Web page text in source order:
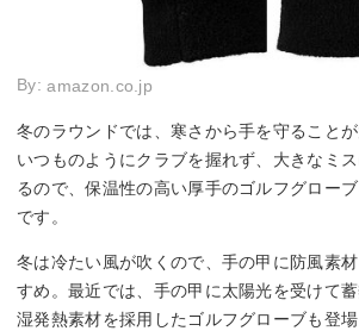
By:amazon.co.jp
冬のラウンドでは、寒さから手を守ること
いつものようにクラブを握れず、大きなミ
るので、保温性の高い厚手のゴルフグロー
です。
冬は冷たい風が吹くので、手の甲に防風素
すめ。最近では、手の甲に太陽光を受けて
湿発熱素材を採用したゴルフグローブも登場